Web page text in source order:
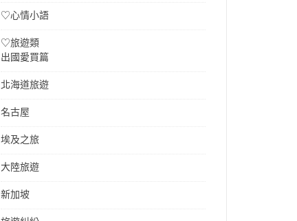
♡心情小語
♡旅遊類
出國愛買篇
北海道旅遊
名古屋
埃及之旅
大陸旅遊
新加坡